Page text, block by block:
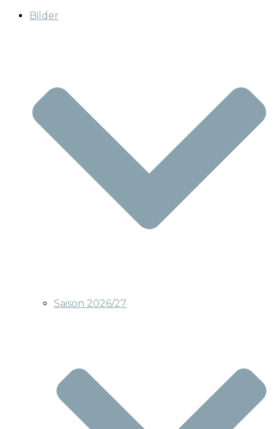
Bilder
Saison 2026/27